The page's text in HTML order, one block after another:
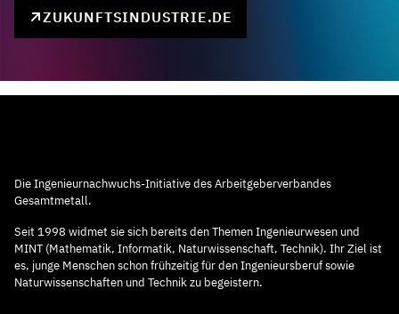
ZUKUNFTSINDUSTRIE.DE
Die Ingenieurnachwuchs-Initiative des Arbeitgeberverbandes
Gesamtmetall.
Seit 1998 widmet sie sich bereits den Themen Ingenieurwesen und
MINT (Mathematik, Informatik, Naturwissenschaft, Technik). Ihr Ziel ist
es, junge Menschen schon frühzeitig für den Ingenieursberuf sowie
Naturwissenschaften und Technik zu begeistern.